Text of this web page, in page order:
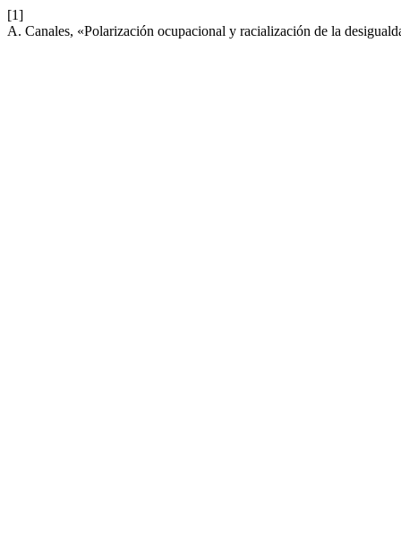
[1]
A. Canales, «Polarización ocupacional y racialización de la